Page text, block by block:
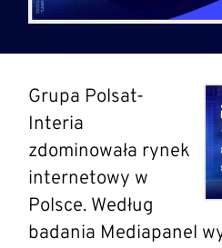
Grupa Polsat-
Interia
zdominowała rynek
internetowy w
Polsce. Według
badania Mediapanel